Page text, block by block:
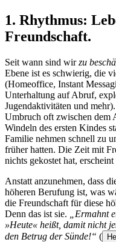
1. Rhythmus:
Freundschaft.
Seit wann sind wirzu
Ebene ist es schwierig, die
(Homeoffice, Instant
Unterhaltung auf Abruf,
Jugendaktivitäten und
Umbruch oft zwischen dem
Windeln des ersten Kindes
Familie nehmen schnell zu
früher hatten. Die Zeit mit
nichts gekostet hat,
Anstatt anzunehmen, dass
höheren Berufung ist, was
die Freundschaft für diese
Denn das ist sie.
„Ermahnt
»Heute« heißt, damit nicht
den Betrug der Sünde!“ (